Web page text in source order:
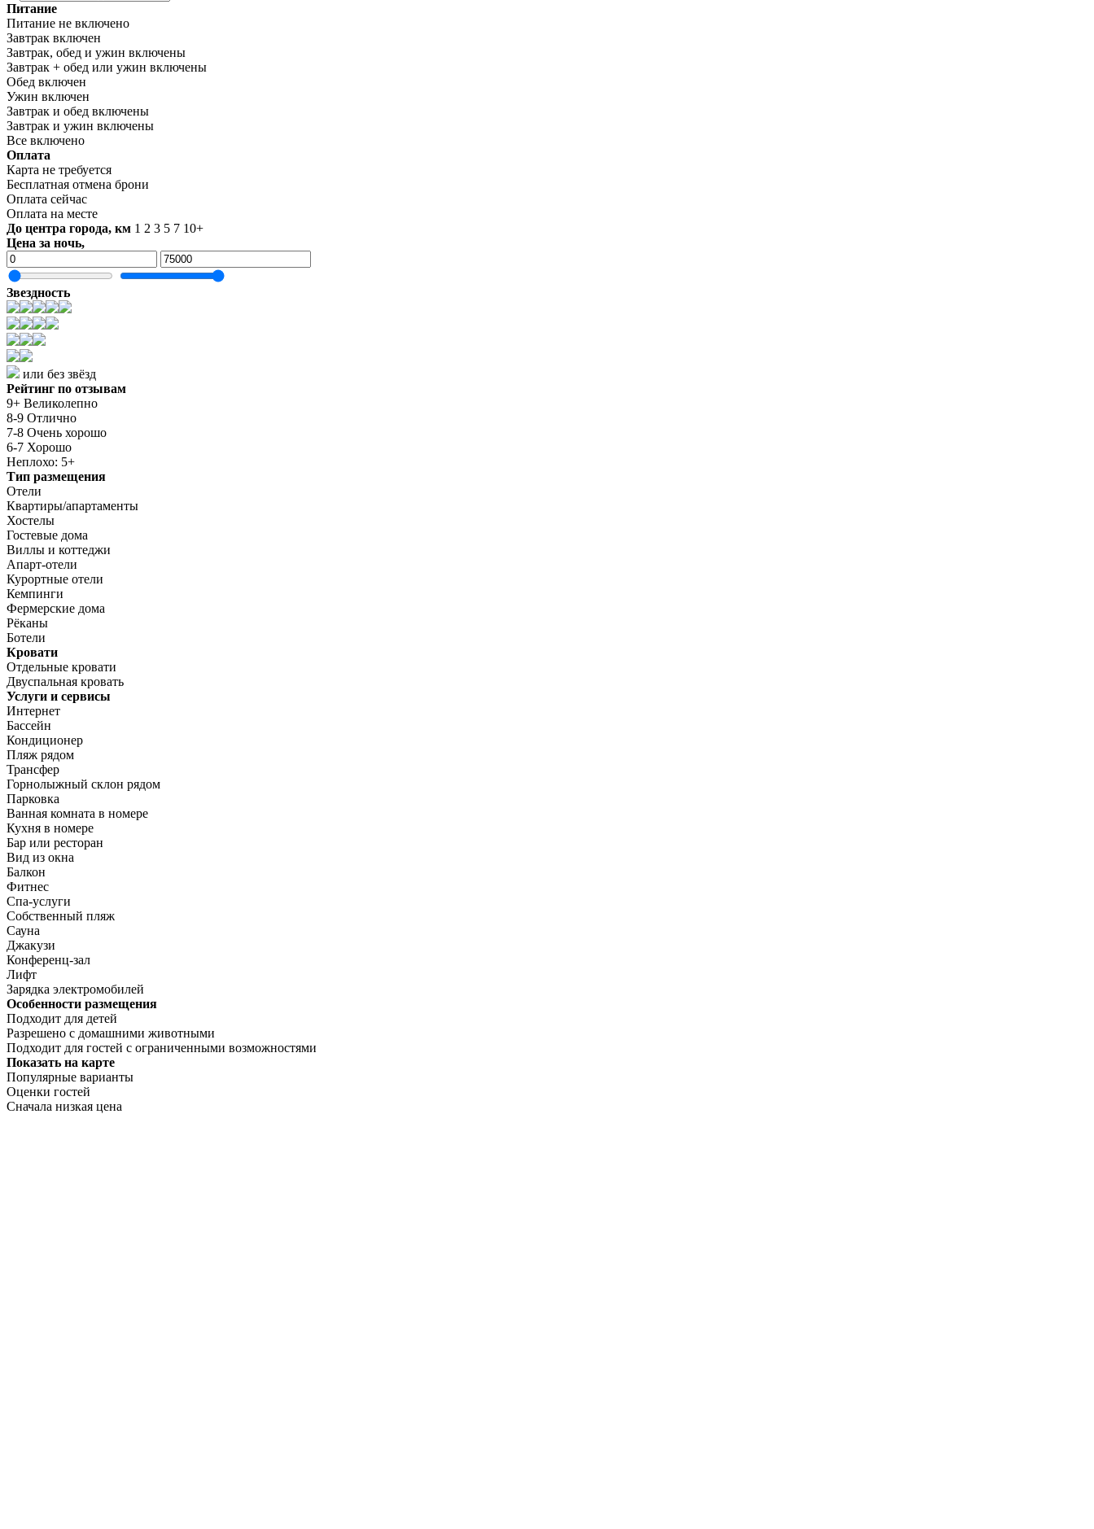
Питание
Питание не включено
Завтрак включен
Завтрак, обед и ужин включены
Завтрак + обед или ужин включены
Обед включен
Ужин включен
Завтрак и обед включены
Завтрак и ужин включены
Все включено
Оплата
Карта не требуется
Бесплатная отмена брони
Оплата сейчас
Оплата на месте
До центра города, км 1 2 3 5 7 10+
Цена за ночь,
Звездность
или без звёзд
Рейтинг по отзывам
9+ Великолепно
8-9 Отлично
7-8 Очень хорошо
6-7 Хорошо
Неплохо: 5+
Тип размещения
Отели
Квартиры/апартаменты
Хостелы
Гостевые дома
Виллы и коттеджи
Апарт-отели
Курортные отели
Кемпинги
Фермерские дома
Рёканы
Ботели
Кровати
Отдельные кровати
Двуспальная кровать
Услуги и сервисы
Интернет
Бассейн
Кондиционер
Пляж рядом
Трансфер
Горнолыжный склон рядом
Парковка
Ванная комната в номере
Кухня в номере
Бар или ресторан
Вид из окна
Балкон
Фитнес
Спа-услуги
Собственный пляж
Сауна
Джакузи
Конференц-зал
Лифт
Зарядка электромобилей
Особенности размещения
Подходит для детей
Разрешено с домашними животными
Подходит для гостей с ограниченными возможностями
Показать на карте
Популярные варианты
Оценки гостей
Сначала низкая цена